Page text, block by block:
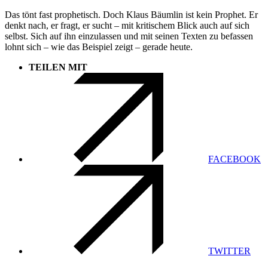
Das tönt fast prophetisch. Doch Klaus Bäumlin ist kein Prophet. Er
denkt nach, er fragt, er sucht – mit kritischem Blick auch auf sich
selbst. Sich auf ihn einzulassen und mit seinen Texten zu befassen
lohnt sich – wie das Beispiel zeigt – gerade heute.
TEILEN MIT
FACEBOOK
TWITTER